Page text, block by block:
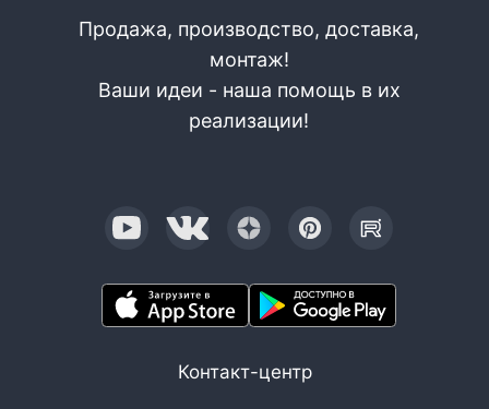
Продажа, производство, доставка,
монтаж!
Ваши идеи - наша помощь в их
реализации!
Контакт-центр